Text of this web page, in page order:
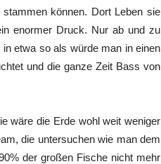
können. Dort Leben sie
enormer Druck. Nur ab und zu
etwa so als würde man in einen
und die ganze Zeit Bass von
wäre die Erde wohl weit weniger
die untersuchen wie man dem
der großen Fische nicht mehr